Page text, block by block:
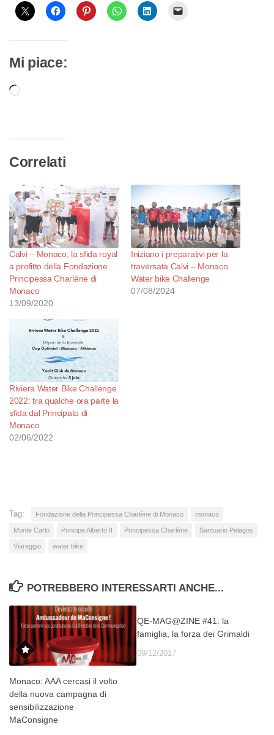
Mi piace:
Caricamento
Correlati
Calvi – Monaco, la sfida royal
a profitto della Fondazione
Principessa Charléne di
Monaco
13/09/2020
Iniziano i preparativi per la
traversata Calvi – Monaco
Water bike Challenge
07/08/2024
Riviera Water Bike Challenge
2022: tra qualche ora parte la
sfida dal Principato di
Monaco
02/06/2022
Tag: Fondazione della Principessa Charlène di Monaco monaco
Monte Carlo Principe Alberto II Principessa Charlène Santuario Pelagos
Viareggio water bike
POTREBBERO INTERESSARTI ANCHE...
Monaco: AAA cercasi il volto
della nuova campagna di
sensibilizzazione
MaConsigne
QE-MAG@ZINE #41: la
famiglia, la forza dei Grimaldi
09/12/2017